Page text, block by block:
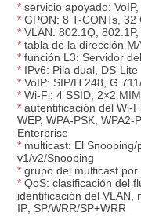
* servicio apoyado:
* GPON: 8 T-CONTs, 32
* VLAN: 802.1Q,
* tabla de la dirección
* función L3: Servidor
* IPv6: Pila dual, DS-Lite
* VoIP: SIP/H.248,
* Wi-Fi: 4 SSID, 2×2
* autentificación del Wi-
WEP, WPA-PSK, WPA2-
Enterprise
* multicast: El
v1/v2/Snooping
* grupo del multicast
* QoS: clasificación del
identificación del VLAN,
IP; SP/WRR/SP+WRR